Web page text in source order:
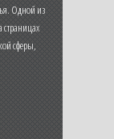
Одной из
страницах
сферы,